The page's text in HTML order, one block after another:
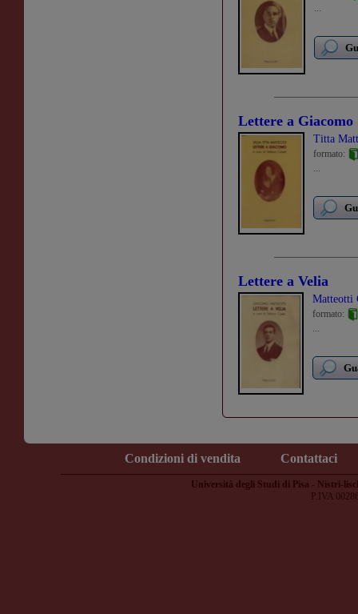
...
Lettere a Giacomo
Titta
formato:
...
Lettere a Velia
Matteotti
formato:
...
Condizioni di vendita Contattaci
Università degli Studi di Pisa - Nistri-
P.IVA